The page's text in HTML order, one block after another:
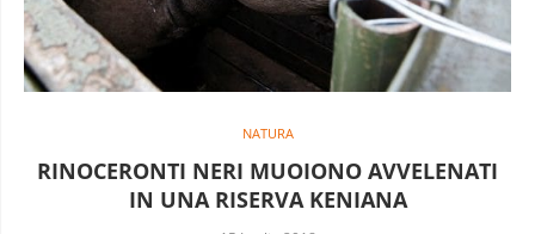
NATURA
RINOCERONTI NERI MUOIONO AVVELENATI
IN UNA RISERVA KENIANA